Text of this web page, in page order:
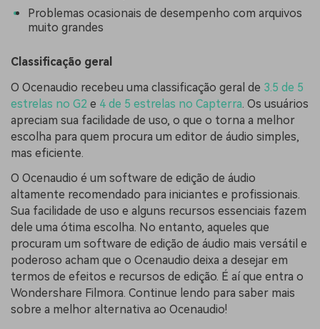
Problemas ocasionais de desempenho com arquivos
muito grandes
Classificação geral
O Ocenaudio recebeu uma classificação geral de 3.5 de 5
estrelas no G2 e 4 de 5 estrelas no Capterra. Os usuários
apreciam sua facilidade de uso, o que o torna a melhor
escolha para quem procura um editor de áudio simples,
mas eficiente.
O Ocenaudio é um software de edição de áudio
altamente recomendado para iniciantes e profissionais.
Sua facilidade de uso e alguns recursos essenciais fazem
dele uma ótima escolha. No entanto, aqueles que
procuram um software de edição de áudio mais versátil e
poderoso acham que o Ocenaudio deixa a desejar em
termos de efeitos e recursos de edição. É aí que entra o
Wondershare Filmora. Continue lendo para saber mais
sobre a melhor alternativa ao Ocenaudio!